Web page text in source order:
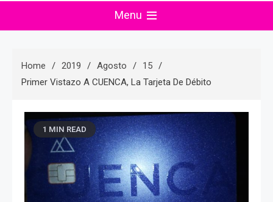
Menu
Home 2019 Agosto
15
Primer Vistazo A CUENCA, La Tarjeta De Débito
1 MIN READ